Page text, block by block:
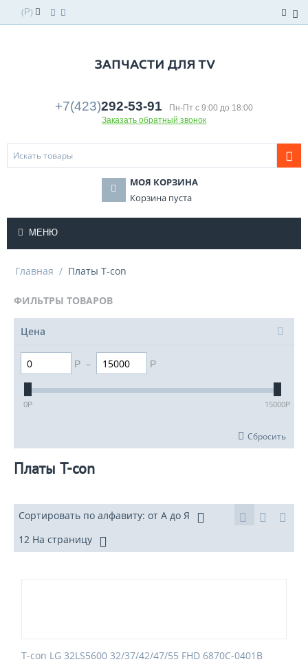
( Р)
+7(423)292-53-91
Пн-Пт с 9:00 до 18:00
Заказать обратный звонок
МОЯ КОРЗИНА
Корзина пуста
МЕНЮ
Главная / Платы T-con
ФИЛЬТРЫ ТОВАРОВ
Цена
Р – Р
0Р 15000Р
Сбросить
Платы T-con
Сортировать по алфавиту: от А до Я
12 На страницу
T-con LG 32LS5600 32/37/42/47/55 FHD 6870C-0401B